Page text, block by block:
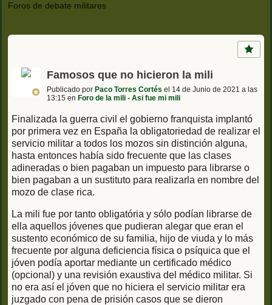
Foros de debate militares
Famosos que no hicieron la mili
Publicado por Paco Torres Cortés el 14 de Junio de 2021 a las
13:15 en Foro de la mili - Asi fue mi mili
Finalizada la guerra civil el gobierno franquista implantó
por primera vez en España la obligatoriedad de realizar el
servicio militar a todos los mozos sin distinción alguna,
hasta entonces había sido frecuente que las clases
adineradas o bien pagaban un impuesto para librarse o
bien pagaban a un sustituto para realizarla en nombre del
mozo de clase rica.
La mili fue por tanto obligatória y sólo podían librarse de
ella aquellos jóvenes que pudieran alegar que eran el
sustento económico de su familia, hijo de viuda y lo más
frecuente por alguna deficiencia física o psíquica que el
jóven podía aportar mediante un certificado médico
(opcional) y una revisión exaustiva del médico militar. Si
no era así el jóven que no hiciera el servicio militar era
juzgado con pena de prisión casos que se dieron